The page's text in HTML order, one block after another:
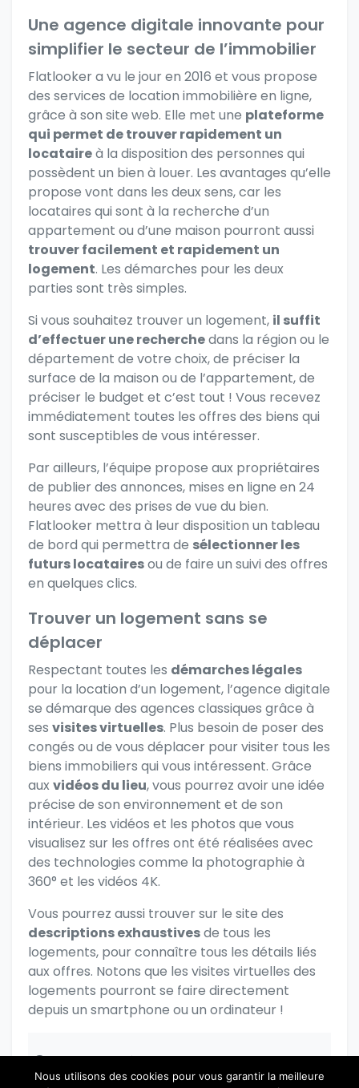
Une agence digitale innovante pour
simplifier le secteur de l’immobilier
Flatlookera vu le jour en 2016 et vous propose
des services de location immobilière en ligne,
grâce à son site web. Elle met une plateforme
qui permet de trouver rapidement un
locataireà la disposition des personnes qui
possèdent un bien à louer. Les avantages qu’elle
propose vont dans les deux sens, car les
locataires qui sont à la recherche d’un
appartement ou d’une maison pourront aussi
trouver facilement et rapidement un
logement. Les démarches pour les deux
parties sont très simples.
Si vous souhaitez trouver un logement, il suffit
d’effectuer une recherchedans la région ou le
département de votre choix, de préciser la
surface de la maison ou de l’appartement, de
préciser le budget et c’est tout ! Vous recevez
immédiatement toutes les offres des biens qui
sont susceptibles de vous intéresser.
Par ailleurs, l’équipe propose aux propriétaires
de publier des annonces, mises en ligne en 24
heures avec des prises de vue du bien.
Flatlooker mettra à leur disposition un tableau
de bord qui permettra de sélectionner les
futurs locatairesou de faire un suivi des offres
en quelques clics.
Trouver un logement sans se
déplacer
Respectant toutes les démarches légales
pour la location d’un logement, l’agence digitale
se démarque des agences classiques grâce à
ses visites virtuelles. Plus besoin de poser des
congés ou de vous déplacer pour visiter tous les
biens immobiliers qui vous intéressent. Grâce
auxvidéos du lieu, vous pourrez avoir une idée
précise de son environnement et de son
intérieur. Les vidéos et les photos que vous
visualisez sur les offres ont été réalisées avec
des technologies comme la photographie à
360° et les vidéos 4K.
Vous pourrez aussi trouver sur le site des
descriptions exhaustivesde tous les
logements, pour connaître tous les détails liés
aux offres. Notons que les visites virtuelles des
logements pourront se faire directement
depuis un smartphone ou un ordinateur !
S’il vous plaît connectez-vous pour poster
un commentaire.
Nous utilisons des cookies pour vous garantir la meilleure